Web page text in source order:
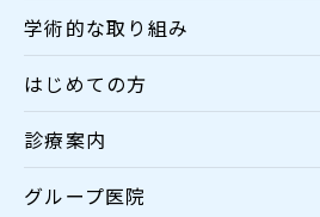
学術的な取り組み
はじめての方
診療案内
グループ医院